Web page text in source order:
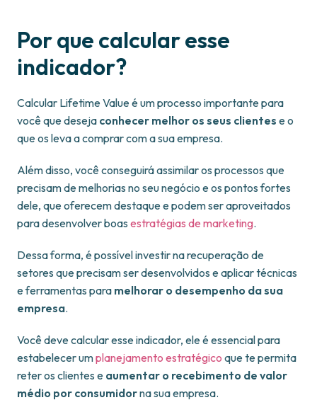
Por que calcular esse
indicador?
Calcular Lifetime Value é um processo importante para
você que deseja conhecer melhor os seus clientes e o
que os leva a comprar com a sua empresa.
Além disso, você conseguirá assimilar os processos que
precisam de melhorias no seu negócio e os pontos fortes
dele, que oferecem destaque e podem ser aproveitados
para desenvolver boas estratégias de marketing.
Dessa forma, é possível investir na recuperação de
setores que precisam ser desenvolvidos e aplicar técnicas
e ferramentas para melhorar o desempenho da sua
empresa.
Você deve calcular esse indicador, ele é essencial para
estabelecer umplanejamento estratégico que te permita
reter os clientes e aumentar o recebimento de valor
médio por consumidorna sua empresa.